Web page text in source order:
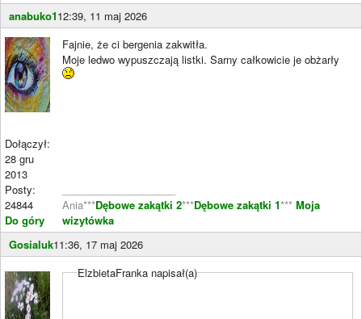
anabuko112:39, 11 maj 2026
Dołączył:
28 gru
2013
Posty:
24844
Do góry
Fajnie, że ci bergenia zakwitła.
Moje ledwo wypuszczają listki. Sarny całkowicie je obżarły
Ania***Dębowe zakątki 2***Dębowe zakątki 1*** Moja
wizytówka
Gosialuk11:36, 17 maj 2026
ElzbietaFranka napisał(a)